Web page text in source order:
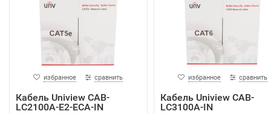
избранное сравнить
Кабель Uniview CAB-
LC2100A-E2-ECA-IN
избранное сравнить
Кабель Uniview CAB-
LC3100A-IN